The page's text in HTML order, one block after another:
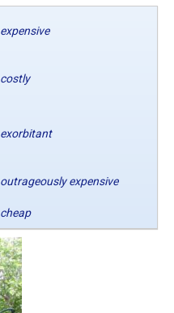
expensive
costly
exorbitant
outrageously expensive
cheap